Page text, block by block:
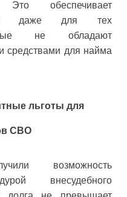
обеспечивает
даже для тех
не обладают
средствами для найма
льготы для
СВО
возможность
внесудебного